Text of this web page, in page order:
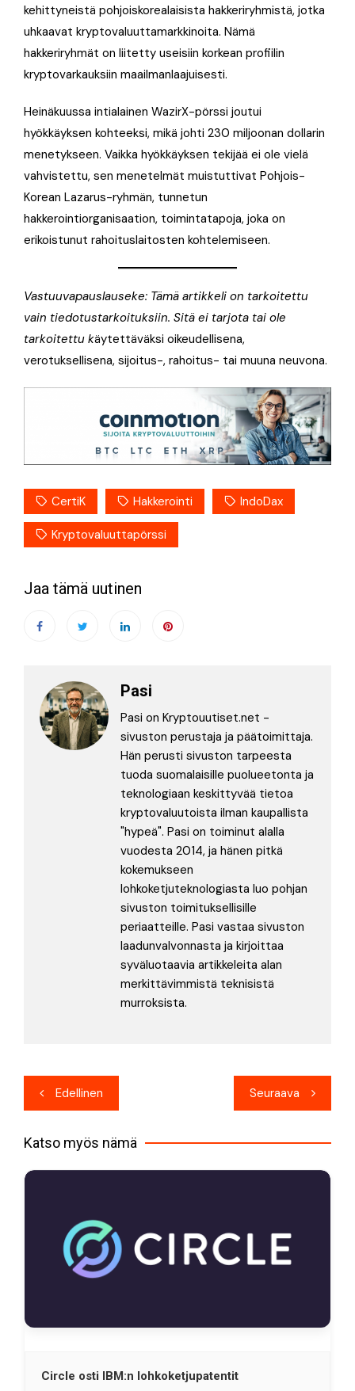
kehittyneistä pohjoiskorealaisista hakkeriryhmistä, jotka
uhkaavat kryptovaluuttamarkkinoita. Nämä
hakkeriryhmät on liitetty useisiin korkean profiilin
kryptovarkauksiin maailmanlaajuisesti.
Heinäkuussa intialainen WazirX-pörssi joutui
hyökkäyksen kohteeksi, mikä johti 230 miljoonan dollarin
menetykseen. Vaikka hyökkäyksen tekijää ei ole vielä
vahvistettu, sen menetelmät muistuttivat Pohjois-
Korean Lazarus-ryhmän, tunnetun
hakkerointiorganisaation, toimintatapoja, joka on
erikoistunut rahoituslaitosten kohtelemiseen.
Vastuuvapauslauseke: Tämä artikkeli on tarkoitettu
vain tiedotustarkoituksiin. Sitä ei tarjota tai ole
tarkoitettu käytettäväksi oikeudellisena,
verotuksellisena, sijoitus-, rahoitus- tai muuna neuvona.
CertiK Hakkerointi IndoDax
Kryptovaluuttapörssi
Jaa tämä uutinen
Pasi
Pasi on Kryptouutiset.net -
sivuston perustaja ja päätoimittaja.
Hän perusti sivuston tarpeesta
tuoda suomalaisille puolueetonta ja
teknologiaan keskittyvää tietoa
kryptovaluutoista ilman kaupallista
"hypeä". Pasi on toiminut alalla
vuodesta 2014, ja hänen pitkä
kokemukseen
lohkoketjuteknologiasta luo pohjan
sivuston toimituksellisille
periaatteille. Pasi vastaa sivuston
laadunvalvonnasta ja kirjoittaa
syväluotaavia artikkeleita alan
merkittävimmistä teknisistä
murroksista.
Artikkelien
selaus
Edellinen Seuraava
Katso myös nämä
Circle osti IBM:n lohkoketjupatentit